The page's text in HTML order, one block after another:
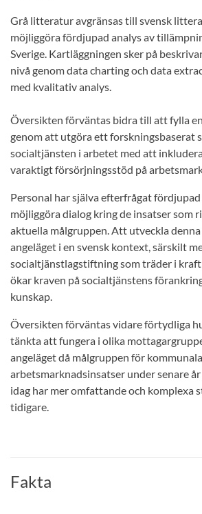
Grå litteratur avgränsas till svensk
möjliggöra fördjupad analys av
Sverige. Kartläggningen sker på
nivå genom data charting och data
med kvalitativ analys.
Översikten förväntas bidra till att fylla
genom att utgöra ett forskningsbaserat
socialtjänsten i arbetet med att
varaktigt försörjningsstöd på
Personal har själva efterfrågat
möjliggöra dialog kring de insatser som
aktuella målgruppen. Att utveckla
angeläget i en svensk kontext, särskilt
socialtjänstlagstiftning som träder i
ökar kraven på socialtjänstens
kunskap.
Översikten förväntas vidare förtydliga
tänkta att fungera i olika
angeläget då målgruppen för kommunala
arbetsmarknadsinsatser under senare
idag har mer omfattande och komplexa
tidigare.
Fakta